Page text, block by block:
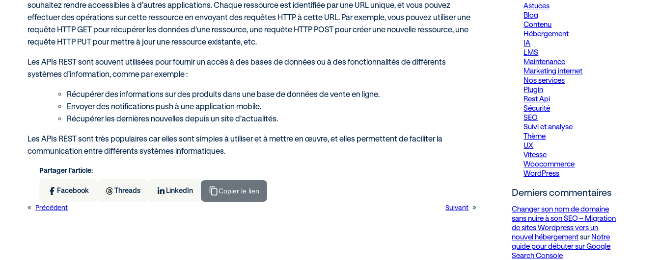
souhaitez rendre accessibles à d’autres applications. Chaque ressource est identifiée par une URL unique, et vous pouvez
effectuer des opérations sur cette ressource en envoyant des requêtes HTTP à cette URL. Par exemple, vous pouvez utiliser une
requête HTTP GET pour récupérer les données d’une ressource, une requête HTTP POST pour créer une nouvelle ressource, une
requête HTTP PUT pour mettre à jour une ressource existante, etc.
Les APIs REST sont souvent utilisées pour fournir un accès à des bases de données ou à des fonctionnalités de différents
systèmes d’information, comme par exemple :
Récupérer des informations sur des produits dans une base de données de vente en ligne.
Envoyer des notifications push à une application mobile.
Récupérer les dernières nouvelles depuis un site d’actualités.
Les APIs REST sont très populaires car elles sont simples à utiliser et à mettre en œuvre, et elles permettent de faciliter la
communication entre différents systèmes informatiques.
Partager l’article:
Facebook Threads LinkedIn Copier le lien
« Précédent Suivant »
Astuces
Blog
Contenu
Hébergement
IA
LMS
Maintenance
Marketing internet
Nos services
Plugin
Rest Api
Sécurité
SEO
Suivi et analyse
Thème
UX
Vitesse
Woocommerce
WordPress
Derniers commentaires
Changer son nom de domaine
sans nuire à son SEO – Migration
de sites Wordpress vers un
nouvel hébergementsur Notre
guide pour débuter sur Google
Search Console